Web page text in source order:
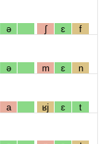
ə ʃ ɛ f
ə m ɛ n
a ʁj ɛ t